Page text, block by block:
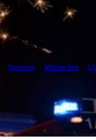
Startseite Mitmachen